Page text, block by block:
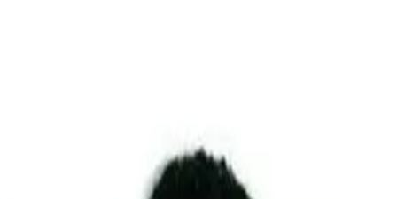
Корнилов Сергей Дмитриевич